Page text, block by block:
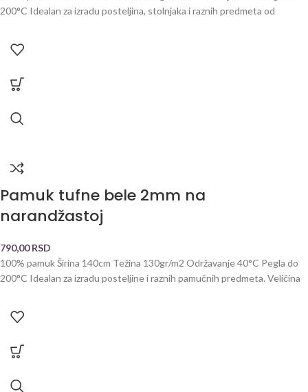
200°C Idealan za izradu posteljina, stolnjaka i raznih predmeta od
Pamuk tufne bele 2mm na
narandžastoj
790,00RSD
100% pamuk Širina 140cm Težina 130gr/m2 Održavanje 40°C Pegla do
200°C Idealan za izradu posteljine i raznih pamučnih predmeta. Veličina